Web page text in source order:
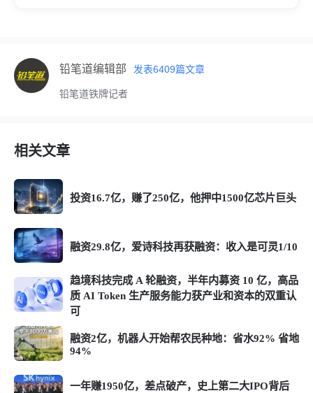
铅笔道编辑部 发表6409篇文章
铅笔道铁牌记者
相关文章
投资16.7亿，赚了250亿，他押中1500亿芯片巨头
融资29.8亿，爱诗科技再获融资：收入是可灵1/10
趋境科技完成 A 轮融资，半年内募资 10 亿，高品
质 AI Token 生产服务能力获产业和资本的双重认
可
融资2亿，机器人开始帮农民种地：省水92% 省地
94%
一年赚1950亿，差点破产，史上第二大IPO背后